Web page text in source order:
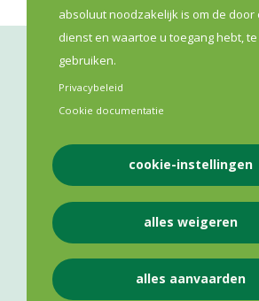
absoluut noodzakelijk is om de door
dienst en waartoe u toegang hebt,
gebruiken.
Privacybeleid
Cookie documentatie
cookie-instellingen
alles weigeren
alles aanvaarden
VLAAMS APOTHEKERS NETWERK
Lange Leemstraat 187
Antwerpen
BE 0841 975 143